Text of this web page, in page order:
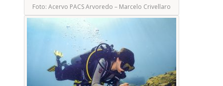
Foto: Acervo PACS Arvoredo – Marcelo Crivellaro